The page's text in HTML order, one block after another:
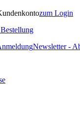
zum Login
Newsletter -